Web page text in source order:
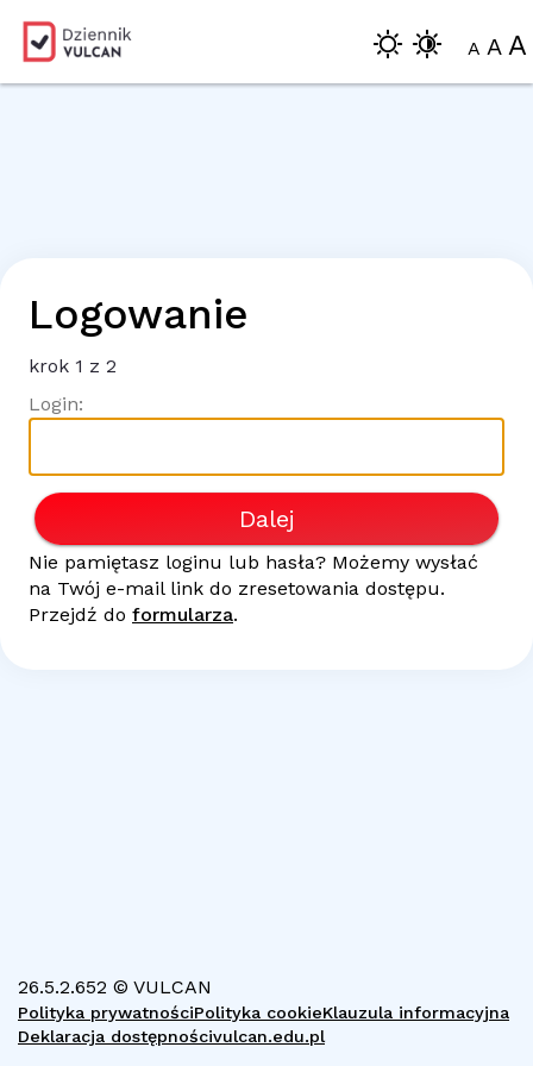
A A A
Logowanie
krok 1 z 2
Login:
Dalej
Nie pamiętasz loginu lub hasła? Możemy wysłać
na Twój e-maillink do zresetowania dostępu.
Przejdź do formularza.
26.5.2.652 © VULCAN
Polityka prywatnościPolityka cookieKlauzula informacyjna
Deklaracja dostępnościvulcan.edu.pl